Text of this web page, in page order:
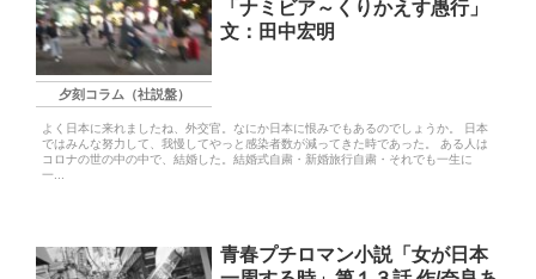
夕刻コラム（社説盤）
「ナミビア～くりかえす愚行」
文：田中宏明
よく日本に来れましたね、外交官。なにか日本に恨みでもあるのでしょうか。 日本
ではみんな努力して、我慢してやっと感染者数が減ってきた時であった。 ある人は
コロナの世の中の中で、結婚した。結婚式自粛・新婚旅行自粛・それでも一生に
一...
青春プチロマン小説「女が日本